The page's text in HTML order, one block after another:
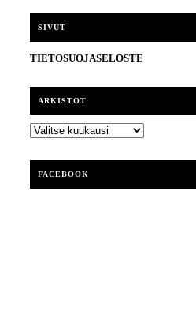
SIVUT
TIETOSUOJASELOSTE
ARKISTOT
ARKISTOT
FACEBOOK